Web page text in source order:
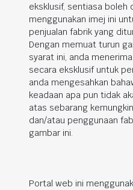
eksklusif, sentiasa boleh
menggunakan imej ini
penjualan fabrik yang
Dengan memuat turun
syarat ini, anda
secara eksklusif untuk
anda mengesahkan
keadaan apa pun tidak
atas sebarang
dan/atau penggunaan
gambar ini.
Portal web ini